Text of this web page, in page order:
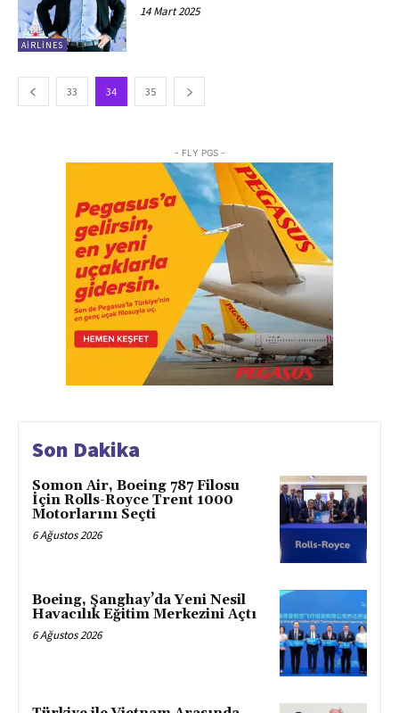
AIRLINES
14 Mart 2025
33 34 35
- FLY PGS -
Son Dakika
Somon Air, Boeing 787 Filosu
İçin Rolls-Royce Trent 1000
Motorlarını Seçti
6 Ağustos 2026
Boeing, Şanghay’da Yeni Nesil
Havacılık Eğitim Merkezini Açtı
6 Ağustos 2026